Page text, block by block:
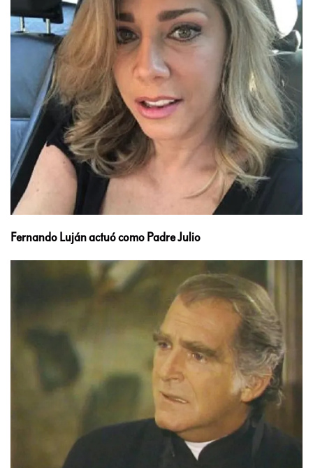
Fernando Luján actuó como Padre Julio